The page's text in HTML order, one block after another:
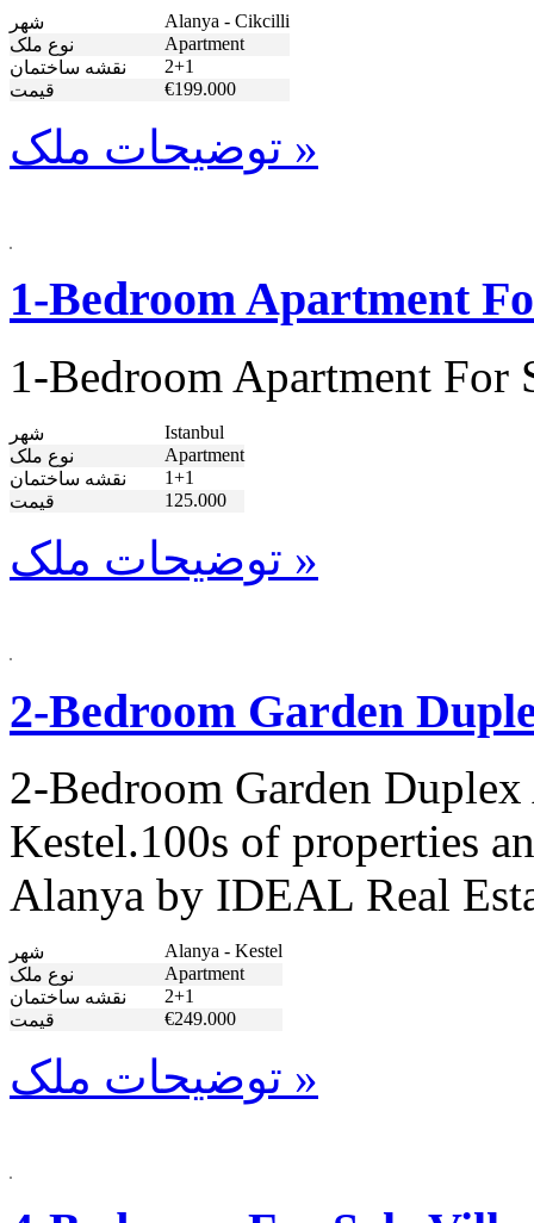
شهر
Alanya - Cikcilli
نوع ملک
Apartment
نقشه ساختمان
2+1
قیمت
€199.000
توضیحات ملک »
1-Bedroom Apartment
1-Bedroom Apartment For
شهر
Istanbul
نوع ملک
Apartment
نقشه ساختمان
1+1
قیمت
125.000
توضیحات ملک »
2-Bedroom Garden
2-Bedroom Garden
Kestel.100s of properties
Alanya by IDEAL Real
شهر
Alanya - Kestel
نوع ملک
Apartment
نقشه ساختمان
2+1
قیمت
€249.000
توضیحات ملک »